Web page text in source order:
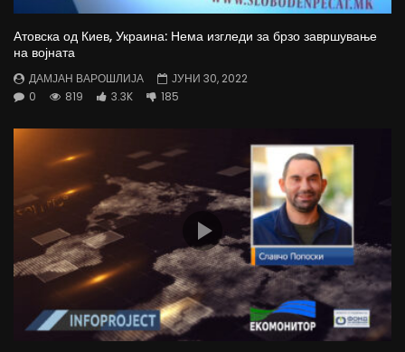
Атовска од Киев, Украина: Нема изгледи за брзо завршување
на војната
ДАМЈАН ВАРОШЛИЈА
ЈУНИ 30, 2022
0
819 3.3K 185